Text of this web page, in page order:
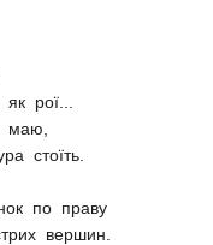
рої...
маю,
стоїть.
по праву
вершин.